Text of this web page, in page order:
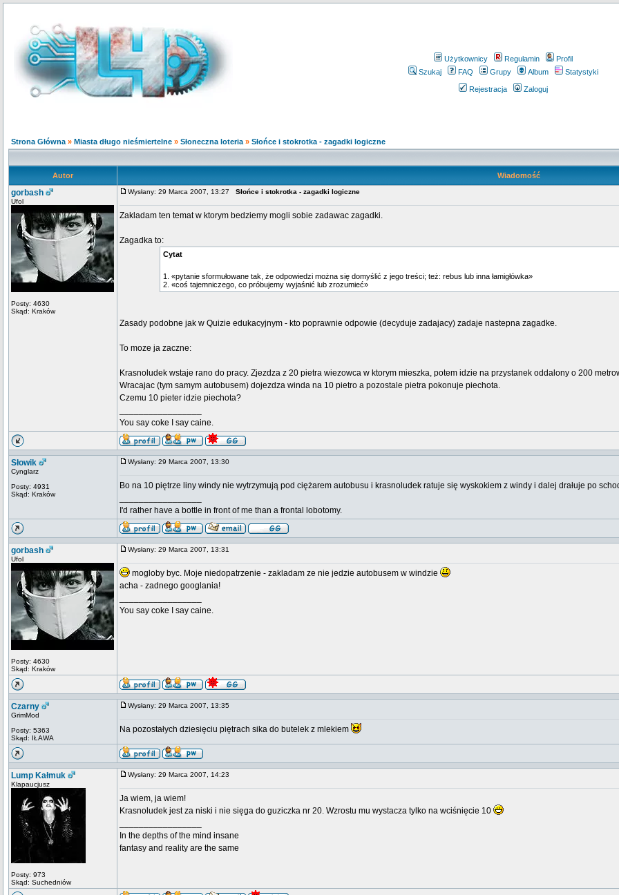
Użytkownicy Regulamin
Profil
Szukaj
FAQ Grupy Album Statystyki
Rejestracja Zaloguj
Strona Główna » Miasta długo nieśmiertelne » Słoneczna loteria » Słońce i stokrotka - zagadki logiczne
Autor Wiadomość
gorbash
Ufol
Posty: 4630
Skąd: Kraków
Wysłany: 29 Marca 2007, 13:27 Słońce i stokrotka - zagadki logiczne
Zakladam ten temat w ktorym bedziemy mogli sobie zadawac zagadki.
Zagadka to:
Cytat
1. «pytanie sformułowane tak, że odpowiedzi można się domyślić z jego treści; też: rebus lub inna łamigłówka»
2. «coś tajemniczego, co próbujemy wyjaśnić lub zrozumieć»
Zasady podobne jak w Quizie edukacyjnym - kto poprawnie odpowie (decyduje zadajacy) zadaje nastepna zagadke.
To moze ja zaczne:
Krasnoludek wstaje rano do pracy. Zjezdza z 20 pietra wiezowca w ktorym mieszka, potem idzie na przystanek oddalony o 200
Wracajac (tym samym autobusem) dojezdza winda na 10 pietro a pozostale pietra pokonuje piechota.
Czemu 10 pieter idzie piechota?
You say coke I say caine.
Słowik
Cynglarz
Posty: 4931
Skąd: Kraków
Wysłany: 29 Marca 2007, 13:30
Bo na 10 piętrze liny windy nie wytrzymują pod ciężarem autobusu i krasnoludek ratuje się wyskokiem z windy i dalej drałuje po
I'd rather have a bottle in front of me than a frontal lobotomy.
gorbash
Ufol
Posty: 4630
Skąd: Kraków
Wysłany: 29 Marca 2007, 13:31
mogloby byc. Moje niedopatrzenie - zakladam ze nie jedzie autobusem w windzie
acha - zadnego googlania!
You say coke I say caine.
Czarny
GrimMod
Posty: 5363
Skąd: IŁAWA
Wysłany: 29 Marca 2007, 13:35
Na pozostałych dziesięciu piętrach sika do butelek z mlekiem
Lump Kałmuk
Klapaucjusz
Posty: 973
Skąd: Suchedniów
Wysłany: 29 Marca 2007, 14:23
Ja wiem, ja wiem!
Krasnoludek jest za niski i nie sięga do guziczka nr 20. Wzrostu mu wystacza tylko na wciśnięcie 10
In the depths of the mind insane
fantasy and reality are the same